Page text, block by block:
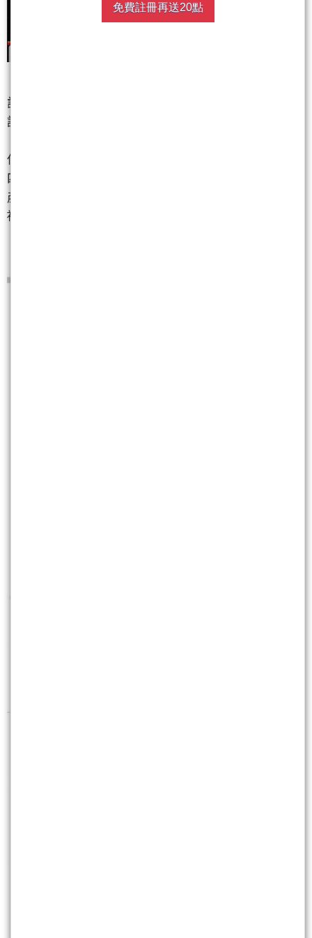
講真的，今天這個走勢我一點都不意外，甚至可以
說，是我半個多月前就寫在劇本裡的。
你們去翻5月22號我發的那篇內文，看照片三跟照片
四。那天整個市場都在喊「一日遊」，說面板這種爛
產業炒完就跑，各路網紅名嘴都在勸大家趕快賣，別
被套在山頂。
免費註冊再送20點